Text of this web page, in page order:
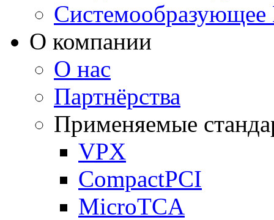
О компании
О нас
Партнёрства
Применяемые
VPX
CompactPCI
MicroTCA